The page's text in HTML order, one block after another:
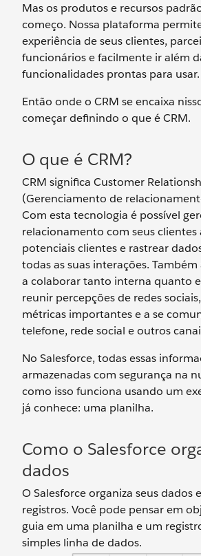
Mas os produtos e recursos
começo. Nossa plataforma
experiência de seus clientes,
funcionários e facilmente ir além
funcionalidades prontas para usar.
Então onde o CRM se encaixa
começar definindo o que é CRM.
O que é CRM?
CRM significa Customer
(Gerenciamento de
Com esta tecnologia é possível
relacionamento com seus clientes
potenciais clientes e rastrear
todas as suas interações.
a colaborar tanto interna quanto
reunir percepções de redes
métricas importantes e a se
telefone, rede social e outros
No Salesforce, todas essas
armazenadas com segurança na
como isso funciona usando um
já conhece: uma planilha.
Como o Salesforce
dados
O Salesforce organiza seus dados
registros. Você pode pensar em
guia em uma planilha e um
simples linha de dados.